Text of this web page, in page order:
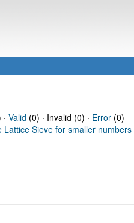
Valid (0) · Invalid (0) · Error(0)
Lattice Sieve for smaller numbers